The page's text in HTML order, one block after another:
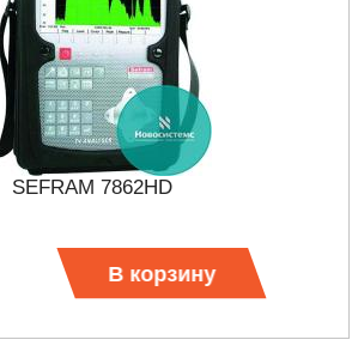
SEFRAM 7862HD
В корзину